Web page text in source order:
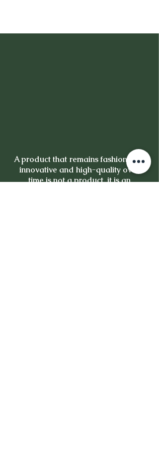
A product that remains fashionable,
innovative and high-quality over
time is not a product, it is an